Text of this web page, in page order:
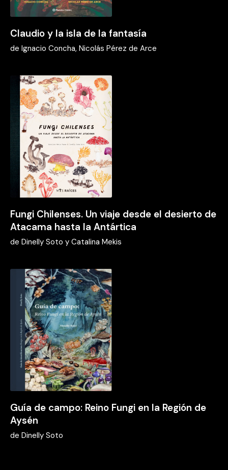
Claudio y la isla de la fantasía
de Ignacio Concha, Nicolás Pérez de Arce
Fungi Chilenses. Un viaje desde el desierto de
Atacama hasta la Antártica
de Dinelly Soto y Catalina Mekis
Guía de campo: Reino Fungi en la Región de
Aysén
de Dinelly Soto